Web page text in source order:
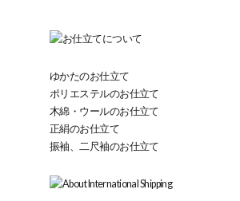
ゆかたのお仕立て
ポリエステルのお仕立て
木綿・ウールのお仕立て
正絹のお仕立て
振袖、二尺袖のお仕立て